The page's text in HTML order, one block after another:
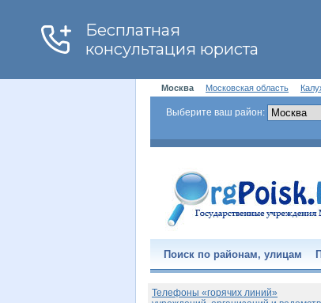
Москва Московская область
Выберите ваш район:
Поиск по районам, улицам
Телефоны «горячих линий»